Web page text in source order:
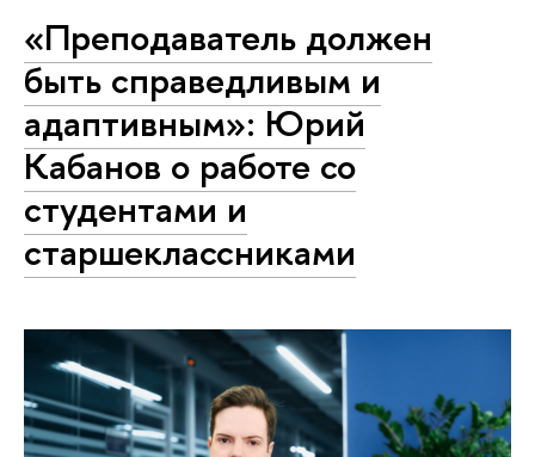
«Преподаватель должен
быть справедливым и
адаптивным»: Юрий
Кабанов о работе со
студентами и
старшеклассниками